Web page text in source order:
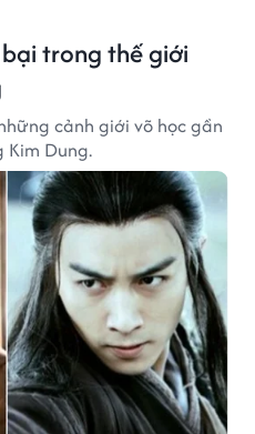
trong thế giới
cảnh giới võ học gần
Kim Dung.